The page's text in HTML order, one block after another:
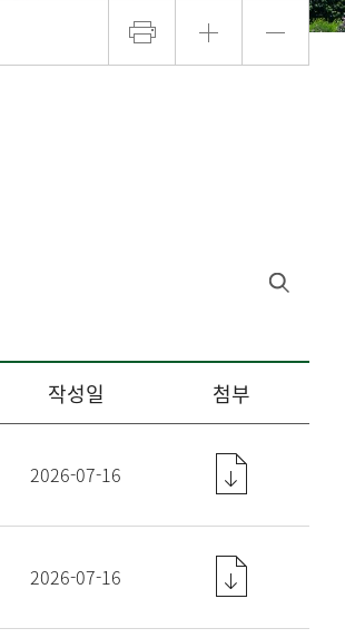
작성일 첨부
2026-07-16
2026-07-16